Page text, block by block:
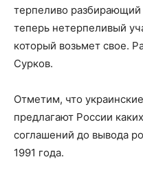
терпеливо разбирающий
теперь нетерпеливый
который возьмет свое.
Сурков.
Отметим, что
предлагают России
соглашений до вывода
1991 года.